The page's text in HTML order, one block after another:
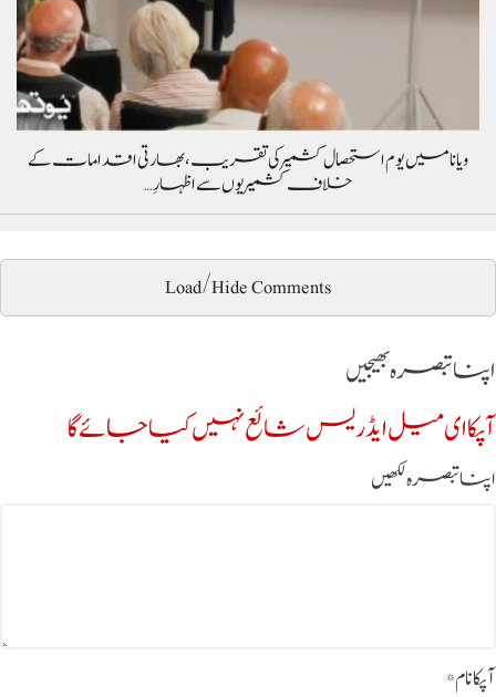
ویانا میں یوم استحصال کشمیر کی تقریب، بھارتی اقدامات کے
خلاف کشمیریوں سے اظہارِ…
Load/Hide Comments
اپنا تبصرہ بھیجیں
آپکا ای میل ایڈریس شائع نہیں کیا جائے گا
اپنا تبصرہ لکھیں
آپکا نام*